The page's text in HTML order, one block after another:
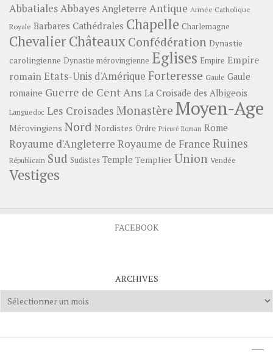
Abbatiales Abbayes Angleterre Antique Armée Catholique
Royale Barbares Cathédrales Chapelle Charlemagne
ChevalierChâteauxConfédération Dynastie
carolingienne Dynastie mérovingienne Eglises Empire Empire
romainEtats-Unis d'Amérique Forteresse Gaule Gaule
romaine Guerre de Cent Ans La Croisade des Albigeois
Languedoc Les Croisades Monastère Moyen-Age
Mérovingiens Nord Nordistes Ordre Prieuré Roman Rome
Royaume d'Angleterre Royaume de France Ruines
Républicain Sud Sudistes Temple Templier Union Vendée
Vestiges
FACEBOOK
ARCHIVES
Archives